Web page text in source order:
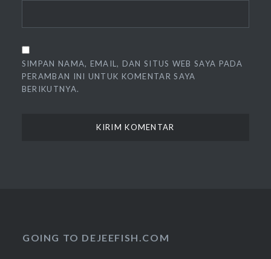
SIMPAN NAMA, EMAIL, DAN SITUS WEB SAYA PADA
PERAMBAN INI UNTUK KOMENTAR SAYA
BERIKUTNYA.
GOING TO DEJEEFISH.COM